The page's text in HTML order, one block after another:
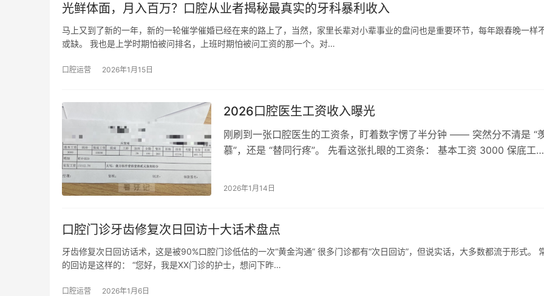
光鲜体面，月入百万？口腔从业者揭秘最真实的牙科暴利收入
马上又到了新的一年，新的一轮催学催婚已经在来的路上了，当然，家里长辈对小辈事业的盘问也是重要环节，每年跟春晚一样
或缺。 我也是上学时期怕被问排名，上班时期怕被问工资的那一个。对…
口腔运营 2026年1月15日
2026口腔医生工资收入曝光
刚刷到一张口腔医生的工资条，盯着数字愣了半分钟 —— 突然分不清是 “
慕”，还是 “替同行疼”。 先看这张扎眼的工资条： 基本工资 3000 保底工
2026年1月14日
口腔门诊牙齿修复次日回访十大话术盘点
牙齿修复次日回访话术，这是被90%口腔门诊低估的一次“黄金沟通” 很多门诊都有“次日回访”，但说实话，大多数都流于形式。
的回访是这样的： “您好，我是XX门诊的护士，想问下昨…
口腔运营 2026年1月6日